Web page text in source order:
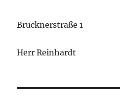
Brucknerstraße 1
Herr Reinhardt